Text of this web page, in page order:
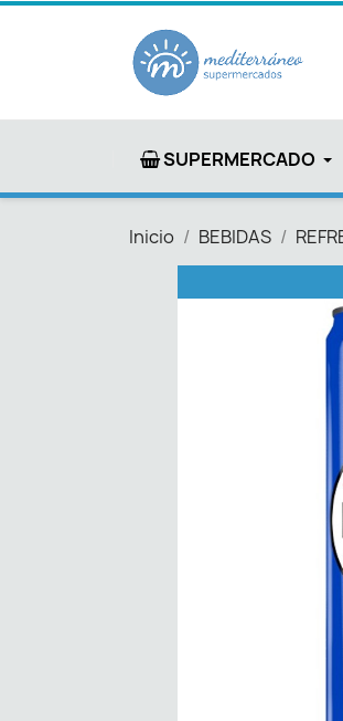
SUPERMERCADO
Inicio BEBIDAS